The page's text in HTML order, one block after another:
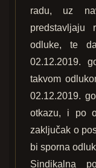
radu, uz
predstavljaju
odluke, te
02.12.2019.
takvom
02.12.2019.
otkazu, i po
zaključak o
bi sporna
Sindikalna